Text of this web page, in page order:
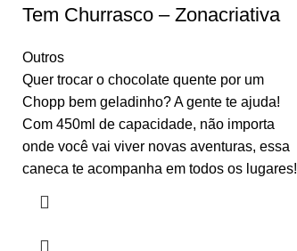
Tem Churrasco – Zonacriativa
Outros
Quer trocar o chocolate quente por um
Chopp bem geladinho? A gente te ajuda!
Com 450ml de capacidade, não importa
onde você vai viver novas aventuras, essa
caneca te acompanha em todos os lugares!